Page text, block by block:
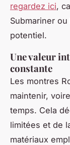
regardez ici,
Submariner
potentiel.
Une valeur
constante
Les montres
maintenir,
temps. Cela
limitées et de
matériaux